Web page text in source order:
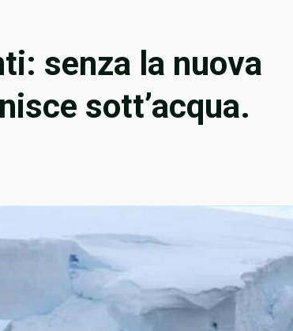
senza la nuova
sott’acqua.